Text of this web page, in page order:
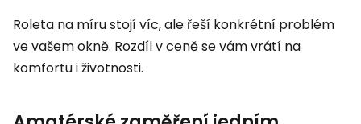
Roleta na míru stojí víc, ale řeší konkrétní problém
ve vašem okně. Rozdíl v ceně se vám vrátí na
komfortu i životnosti.